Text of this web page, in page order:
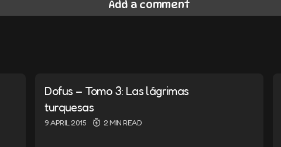
Add a comment
Dofus – Tomo 3: Las lágrimas
turquesas
9 APRIL 2015 2 MIN READ